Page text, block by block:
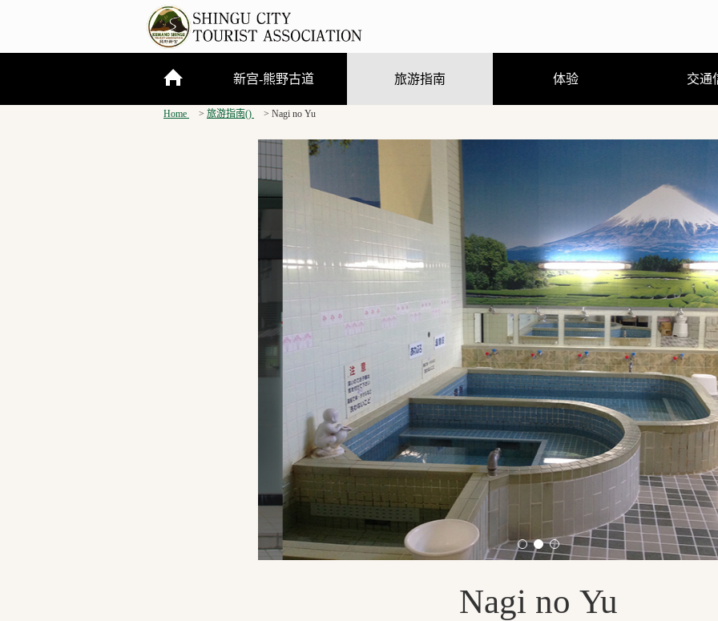
新宫-熊野古道
关于新宫市
熊野三山
熊野古道
旅游指南 体验
（GPS路线导游）
交通
Home 旅游指南() Nagi no Yu
Nagi no Yu